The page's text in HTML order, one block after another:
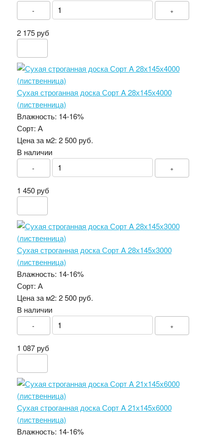
- +
2 175 руб
Сухая строганная доска Сорт A 28х145х4000
(лиственница)
Влажность: 14-16%
Сорт: А
Цена за м2: 2 500 руб.
В наличии
- +
1 450 руб
Сухая строганная доска Сорт A 28х145х3000
(лиственница)
Влажность: 14-16%
Сорт: А
Цена за м2: 2 500 руб.
В наличии
- +
1 087 руб
Сухая строганная доска Сорт A 21х145х6000
(лиственница)
Влажность: 14-16%